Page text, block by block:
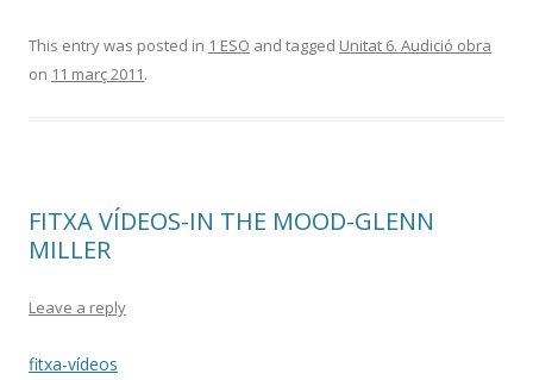
This entry was posted in 1 ESO and tagged Unitat 6. Audició obra
on 11 març 2011.
FITXA VÍDEOS-IN THE MOOD-GLENN
MILLER
Leave a reply
fitxa-vídeos